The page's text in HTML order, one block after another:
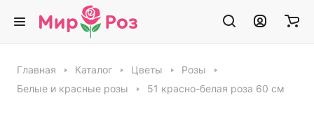
Главная Каталог Цветы
Розы
Белые и красные розы
51 красно-белая роза 60 см